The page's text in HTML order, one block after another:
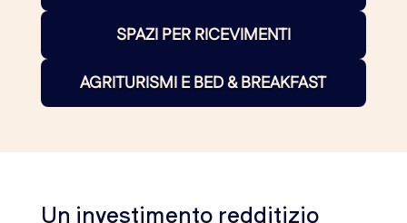
SPAZI PER RICEVIMENTI
AGRITURISMI E BED & BREAKFAST
Un investimento redditizio